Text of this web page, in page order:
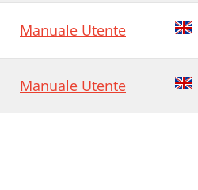
Manuale Utente
Manuale Utente